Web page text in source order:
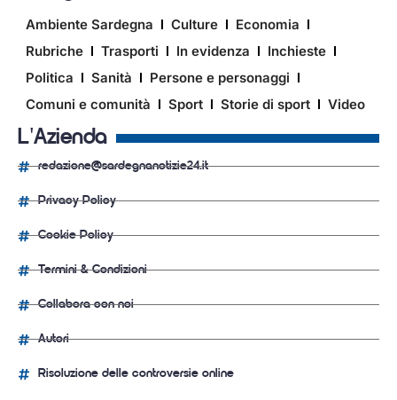
Ambiente Sardegna Culture
Economia
Rubriche
Trasporti In evidenza
Inchieste
Politica
Sanità
Persone e personaggi
Comuni e comunità
Sport Storie di sport Video
L'Azienda
redazione@sardegnanotizie24.it
Privacy Policy
Cookie Policy
Termini & Condizioni
Collabora con noi
Autori
Risoluzione delle controversie online